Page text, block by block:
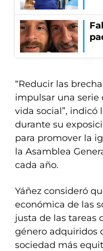
“Reducir las
impulsar una serie
vida social”,
durante su
para promover la
la Asamblea
cada año.
Yáñez consideró
económica de las
justa de las tareas
género adquiridos
sociedad más